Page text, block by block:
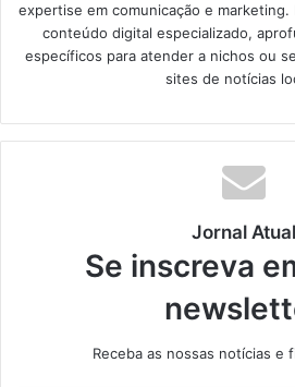
expertise em comunicação e marketing.
conteúdo digital especializado,
específicos para atender a nichos ou
sites de notícias
Jornal Atual
Se inscreva
Receba as nossas notícias e